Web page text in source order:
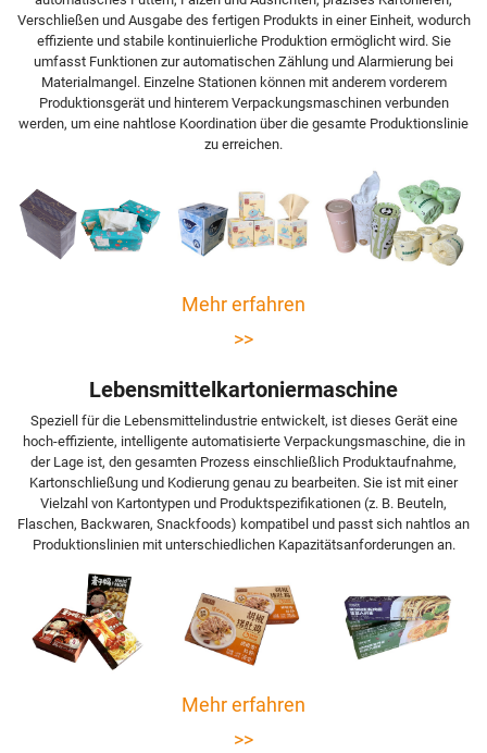
Kontaktieren Sie Uns
Verschließen und Ausgabe des fertigen Produkts in einer Einheit, wodurch
effiziente und stabile kontinuierliche Produktion ermöglicht wird. Sie
umfasst Funktionen zur automatischen Zählung und Alarmierung bei
Materialmangel. Einzelne Stationen können mit anderem vorderem
Produktionsgerät und hinterem Verpackungsmaschinen verbunden
werden, um eine nahtlose Koordination über die gesamte Produktionslinie
zu erreichen.
Mehr erfahren
>>
Lebensmittelkartoniermaschine
Speziell für die Lebensmittelindustrie entwickelt, ist dieses Gerät eine
hoch-effiziente, intelligente automatisierte Verpackungsmaschine, die in
der Lage ist, den gesamten Prozess einschließlich Produktaufnahme,
Kartonschließung und Kodierung genau zu bearbeiten. Sie ist mit einer
Vielzahl von Kartontypen und Produktspezifikationen (z. B. Beuteln,
Flaschen, Backwaren, Snackfoods) kompatibel und passt sich nahtlos an
Produktionslinien mit unterschiedlichen Kapazitätsanforderungen an.
Mehr erfahren
>>